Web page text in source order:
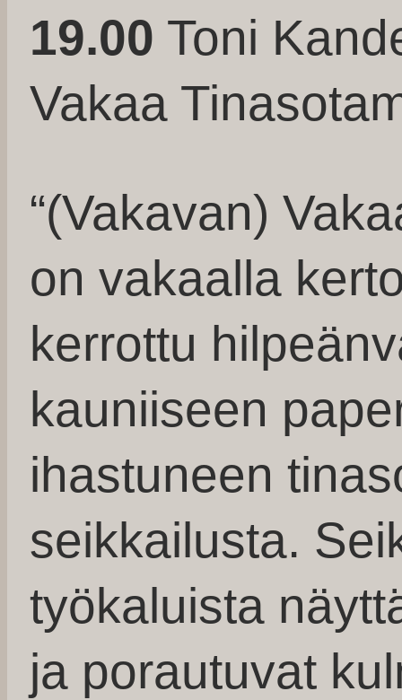
19.00 Toni
Vakaa
“(Vakavan)
on vakaalla
kerrottu
kauniiseen
ihastuneen
seikkailusta.
työkaluista
ja porautuvat